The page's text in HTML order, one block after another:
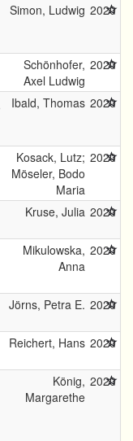
Simon, Ludwig 2020
Schönhofer,
Axel Ludwig
2020
Ibald, Thomas 2020
Kosack, Lutz;
Möseler, Bodo
Maria
2020
Kruse, Julia 2020
Mikulowska,
Anna
2020
Jörns, Petra E. 2020
Reichert, Hans 2020
König,
Margarethe
2020